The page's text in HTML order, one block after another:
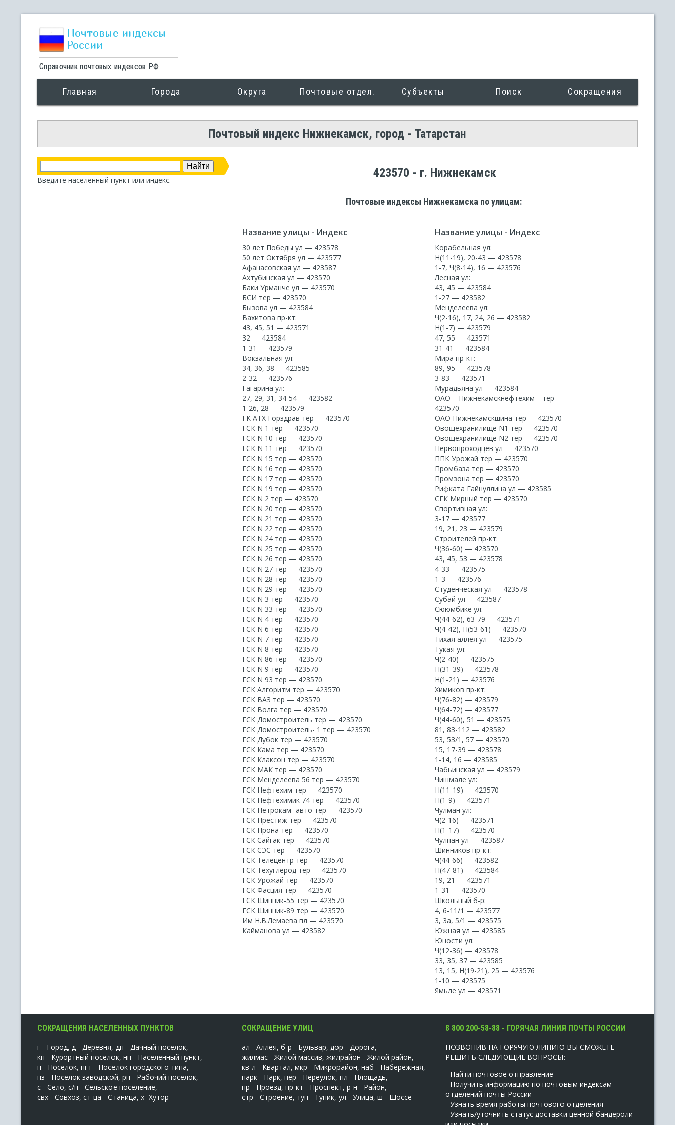
Почтовые индексы
России
Справочник почтовых индексов РФ
Главная Города Округа Почтовые отдел. Субъекты Поиск Сокращения
Почтовый индекс Нижнекамск, город - Татарстан
Введите населенный пункт или индекс.
423570 - г. Нижнекамск
Почтовые индексы Нижнекамска по улицам:
Название улицы - Индекс
30 лет Победы ул — 423578
50 лет Октября ул — 423577
Афанасовская ул — 423587
Ахтубинская ул — 423570
Баки Урманче ул — 423570
БСИ тер — 423570
Бызова ул — 423584
Вахитова пр-кт:
43, 45, 51 — 423571
32 — 423584
1-31 — 423579
Вокзальная ул:
34, 36, 38 — 423585
2-32 — 423576
Гагарина ул:
27, 29, 31, 34-54 — 423582
1-26, 28 — 423579
ГК АТХ Горздрав тер — 423570
ГСК N 1 тер — 423570
ГСК N 10 тер — 423570
ГСК N 11 тер — 423570
ГСК N 15 тер — 423570
ГСК N 16 тер — 423570
ГСК N 17 тер — 423570
ГСК N 19 тер — 423570
ГСК N 2 тер — 423570
ГСК N 20 тер — 423570
ГСК N 21 тер — 423570
ГСК N 22 тер — 423570
ГСК N 24 тер — 423570
ГСК N 25 тер — 423570
ГСК N 26 тер — 423570
ГСК N 27 тер — 423570
ГСК N 28 тер — 423570
ГСК N 29 тер — 423570
ГСК N 3 тер — 423570
ГСК N 33 тер — 423570
ГСК N 4 тер — 423570
ГСК N 6 тер — 423570
ГСК N 7 тер — 423570
ГСК N 8 тер — 423570
ГСК N 86 тер — 423570
ГСК N 9 тер — 423570
ГСК N 93 тер — 423570
ГСК Алгоритм тер — 423570
ГСК ВАЗ тер — 423570
ГСК Волга тер — 423570
ГСК Домостроитель тер — 423570
ГСК Домостроитель- 1 тер — 423570
ГСК Дубок тер — 423570
ГСК Кама тер — 423570
ГСК Клаксон тер — 423570
ГСК МАК тер — 423570
ГСК Менделеева 56 тер — 423570
ГСК Нефтехим тер — 423570
ГСК Нефтехимик 74 тер — 423570
ГСК Петрокам- авто тер — 423570
ГСК Престиж тер — 423570
ГСК Прона тер — 423570
ГСК Сайгак тер — 423570
ГСК СЭС тер — 423570
ГСК Телецентр тер — 423570
ГСК Техуглерод тер — 423570
ГСК Урожай тер — 423570
ГСК Фасция тер — 423570
ГСК Шинник-55 тер — 423570
ГСК Шинник-89 тер — 423570
Им Н.В.Лемаева пл — 423570
Кайманова ул — 423582
Название улицы - Индекс
Корабельная ул:
Н(11-19), 20-43 — 423578
1-7, Ч(8-14), 16 — 423576
Лесная ул:
43, 45 — 423584
1-27 — 423582
Менделеева ул:
Ч(2-16), 17, 24, 26 — 423582
Н(1-7) — 423579
47, 55 — 423571
31-41 — 423584
Мира пр-кт:
89, 95 — 423578
3-83 — 423571
Мурадьяна ул — 423584
ОАО Нижнекамскнефтехим тер —
423570
ОАО Нижнекамскшина тер — 423570
Овощехранилище N1 тер — 423570
Овощехранилище N2 тер — 423570
Первопроходцев ул — 423570
ППК Урожай тер — 423570
Промбаза тер — 423570
Промзона тер — 423570
Рифката Гайнуллина ул — 423585
СГК Мирный тер — 423570
Спортивная ул:
3-17 — 423577
19, 21, 23 — 423579
Строителей пр-кт:
Ч(36-60) — 423570
43, 45, 53 — 423578
4-33 — 423575
1-3 — 423576
Студенческая ул — 423578
Субай ул — 423587
Сююмбике ул:
Ч(44-62), 63-79 — 423571
Ч(4-42), Н(53-61) — 423570
Тихая аллея ул — 423575
Тукая ул:
Ч(2-40) — 423575
Н(31-39) — 423578
Н(1-21) — 423576
Химиков пр-кт:
Ч(76-82) — 423579
Ч(64-72) — 423577
Ч(44-60), 51 — 423575
81, 83-112 — 423582
53, 53/1, 57 — 423570
15, 17-39 — 423578
1-14, 16 — 423585
Чабьинская ул — 423579
Чишмале ул:
Н(11-19) — 423570
Н(1-9) — 423571
Чулман ул:
Ч(2-16) — 423571
Н(1-17) — 423570
Чулпан ул — 423587
Шинников пр-кт:
Ч(44-66) — 423582
Н(47-81) — 423584
19, 21 — 423571
1-31 — 423570
Школьный б-р:
4, 6-11/1 — 423577
3, 3а, 5/1 — 423575
Южная ул — 423585
Юности ул:
Ч(12-36) — 423578
33, 35, 37 — 423585
13, 15, Н(19-21), 25 — 423576
1-10 — 423575
Ямьле ул — 423571
СОКРАЩЕНИЯ НАСЕЛЕННЫХ ПУНКТОВ
г - Город, д - Деревня, дп - Дачный поселок,
кп - Курортный поселок, нп - Населенный пункт,
п - Поселок, пгт - Поселок городского типа,
пз - Поселок заводской, рп - Рабочий поселок,
с - Село, с/п - Сельское поселение,
свх - Совхоз, ст-ца - Станица, х -Хутор
СОКРАЩЕНИЕ УЛИЦ
ал - Аллея, б-р - Бульвар, дор - Дорога,
жилмас - Жилой массив, жилрайон - Жилой район,
кв-л - Квартал, мкр - Микрорайон, наб - Набережная,
парк - Парк, пер - Переулок, пл - Площадь,
пр - Проезд, пр-кт - Проспект, р-н - Район,
стр - Строение, туп - Тупик, ул - Улица, ш - Шоссе
8 800 200-58-88 - ГОРЯЧАЯ ЛИНИЯ ПОЧТЫ РОССИИ
ПОЗВОНИВ НА ГОРЯЧУЮ ЛИНИЮ ВЫ СМОЖЕТЕ
РЕШИТЬ СЛЕДУЮЩИЕ ВОПРОСЫ:
- Найти почтовое отправление
- Получить информацию по почтовым индексам
отделений почты России
- Узнать время работы почтового отделения
- Узнать/уточнить статус доставки ценной бандероли